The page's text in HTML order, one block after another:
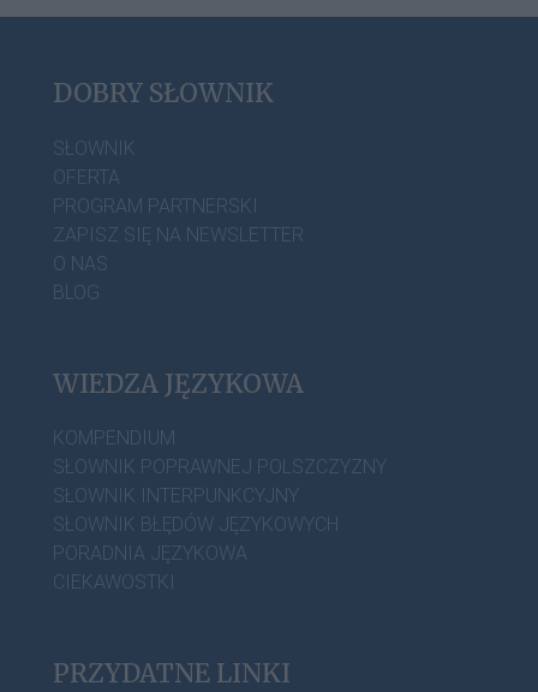
DOBRY SŁOWNIK
SŁOWNIK
OFERTA
PROGRAM PARTNERSKI
ZAPISZ SIĘ NA NEWSLETTER
O NAS
BLOG
WIEDZA JĘZYKOWA
KOMPENDIUM
SŁOWNIK POPRAWNEJ POLSZCZYZNY
SŁOWNIK INTERPUNKCYJNY
SŁOWNIK BŁĘDÓW JĘZYKOWYCH
PORADNIA JĘZYKOWA
CIEKAWOSTKI
PRZYDATNE LINKI